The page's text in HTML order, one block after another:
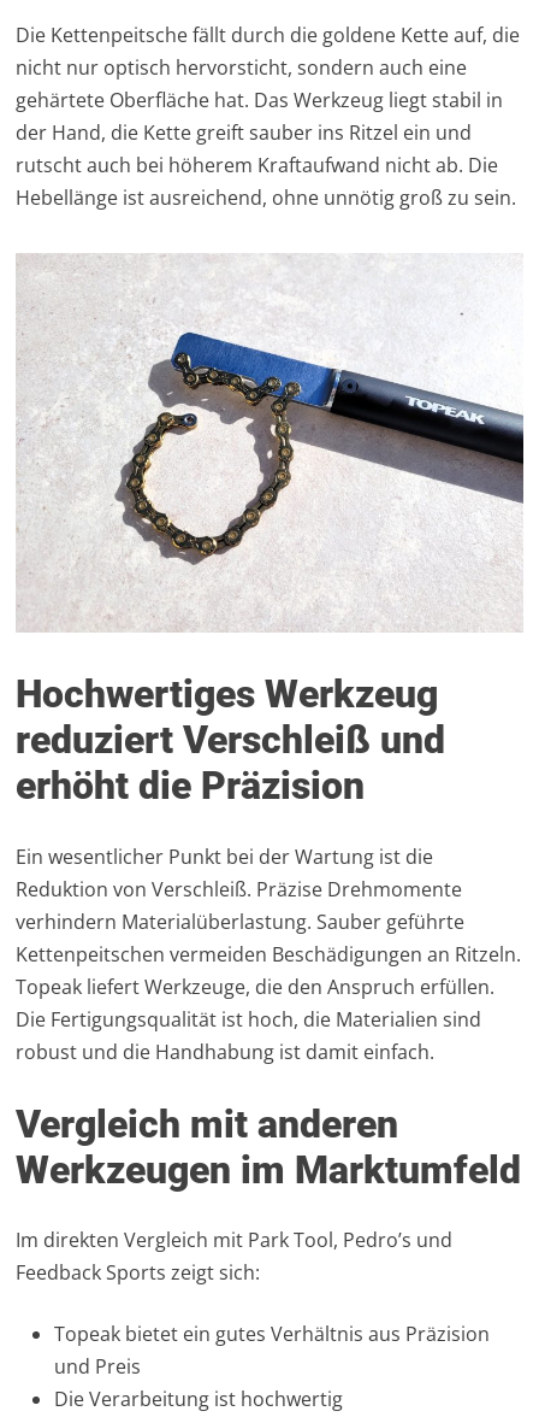
Die Kettenpeitsche fällt durch die goldene Kette auf, die
nicht nur optisch hervorsticht, sondern auch eine
gehärtete Oberfläche hat. Das Werkzeug liegt stabil in
der Hand, die Kette greift sauber ins Ritzel ein und
rutscht auch bei höherem Kraftaufwand nicht ab. Die
Hebellänge ist ausreichend, ohne unnötig groß zu sein.
Hochwertiges Werkzeug
reduziert Verschleiß und
erhöht die Präzision
Ein wesentlicher Punkt bei der Wartung ist die
Reduktion von Verschleiß. Präzise Drehmomente
verhindern Materialüberlastung. Sauber geführte
Kettenpeitschen vermeiden Beschädigungen an Ritzeln.
Topeak liefert Werkzeuge, die den Anspruch erfüllen.
Die Fertigungsqualität ist hoch, die Materialien sind
robust und die Handhabung ist damit einfach.
Vergleich mit anderen
Werkzeugen im Marktumfeld
Im direkten Vergleich mit Park Tool, Pedro’s und
Feedback Sports zeigt sich:
Topeak bietet ein gutes Verhältnis aus Präzision
und Preis
Die Verarbeitung ist hochwertig